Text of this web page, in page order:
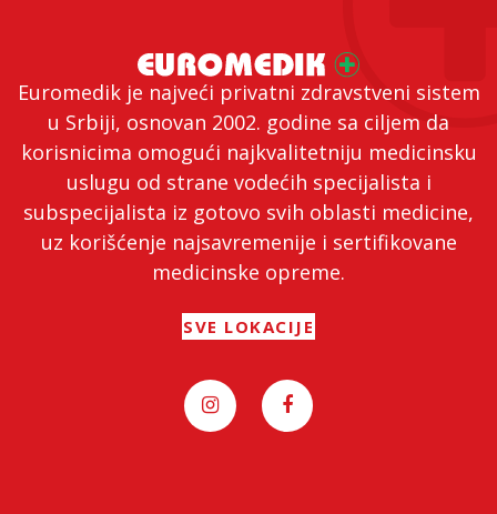
Euromedik je najveći privatni zdravstveni sistem
u Srbiji, osnovan 2002. godine sa ciljem da
korisnicima omogući najkvalitetniju medicinsku
uslugu od strane vodećih specijalista i
subspecijalista iz gotovo svih oblasti medicine,
uz korišćenje najsavremenije i sertifikovane
medicinske opreme.
SVE LOKACIJE